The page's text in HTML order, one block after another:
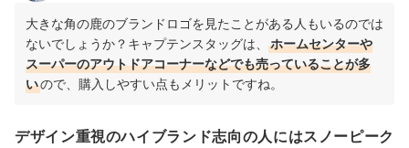
大きな角の鹿のブランドロゴを見たことがある人もいるのでは
ないでしょうか？キャプテンスタッグは、
ホームセンターや
スーパーのアウトドアコーナーなどでも売っていることが多
いので、購入しやすい点もメリットですね。
デザイン重視のハイブランド志向の人にはスノーピーク